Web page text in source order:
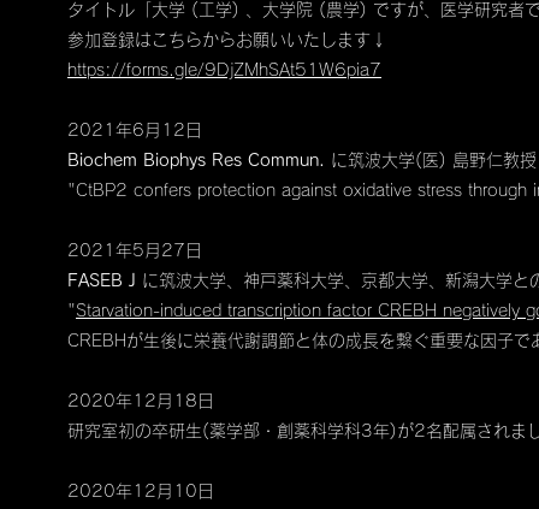
タイトル「大学 (工学) 、大学院 (農学) ですが、医学研究者
参加登録はこちらからお願いいたします↓
https://forms.gle/9DjZMhSAt51W6pia7
2021年6月12日
Biochem Biophys Res Commun. に筑波大学(医) 島野仁教
"CtBP2 confers protection against oxidative stress through
2021年5月27日
FASEB J に筑波大学、神戸薬科大学、京都大学、新潟大学と
" Starvation-induced transcription factor CREBH negatively
CREBHが生後に栄養代謝調節と体の成長を繋ぐ重要な因子で
2020年12月18日
研究室初の卒研生(薬学部・創薬科学科3年)が2名配属されま
2020年12月10日